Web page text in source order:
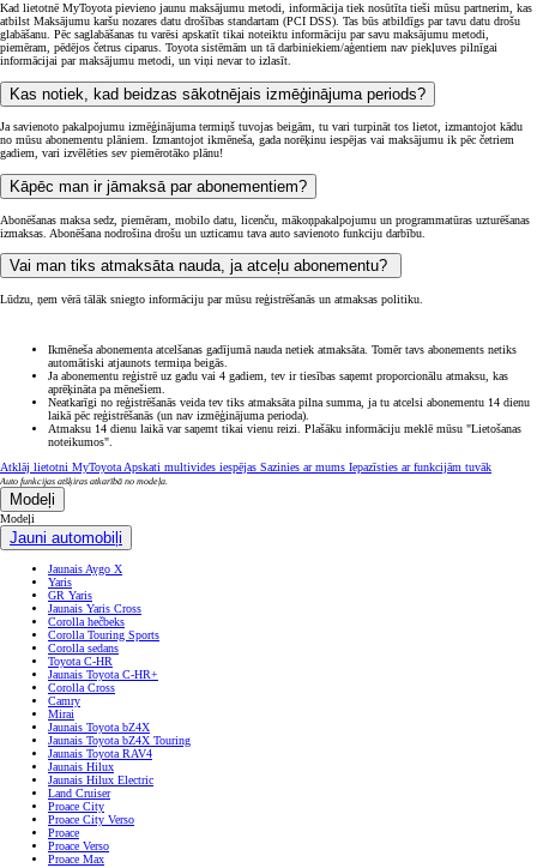
Kad lietotnē MyToyota pievieno jaunu maksājumu metodi, informācija tiek nosūtīta tieši mūsu partnerim, kas
atbilst Maksājumu karšu nozares datu drošības standartam (PCI DSS). Tas būs atbildīgs par tavu datu drošu
glabāšanu. Pēc saglabāšanas tu varēsi apskatīt tikai noteiktu informāciju par savu maksājumu metodi,
piemēram, pēdējos četrus ciparus. Toyota sistēmām un tā darbiniekiem/aģentiem nav piekļuves pilnīgai
informācijai par maksājumu metodi, un viņi nevar to izlasīt.
Kas notiek, kad beidzas sākotnējais izmēģinājuma periods?
Ja savienoto pakalpojumu izmēģinājuma termiņš tuvojas beigām, tu vari turpināt tos lietot, izmantojot kādu
no mūsu abonementu plāniem. Izmantojot ikmēneša, gada norēķinu iespējas vai maksājumu ik pēc četriem
gadiem, vari izvēlēties sev piemērotāko plānu!
Kāpēc man ir jāmaksā par abonementiem?
Abonēšanas maksa sedz, piemēram, mobilo datu, licenču, mākoņpakalpojumu un programmatūras uzturēšanas
izmaksas. Abonēšana nodrošina drošu un uzticamu tava auto savienoto funkciju darbību.
Vai man tiks atmaksāta nauda, ja atceļu abonementu?
Lūdzu, ņem vērā tālāk sniegto informāciju par mūsu reģistrēšanās un atmaksas politiku.
Ikmēneša abonementa atcelšanas gadījumā nauda netiek atmaksāta. Tomēr tavs abonements netiks
automātiski atjaunots termiņa beigās.
Ja abonementu reģistrē uz gadu vai 4 gadiem, tev ir tiesības saņemt proporcionālu atmaksu, kas
aprēķināta pa mēnešiem.
Neatkarīgi no reģistrēšanās veida tev tiks atmaksāta pilna summa, ja tu atcelsi abonementu 14 dienu
laikā pēc reģistrēšanās (un nav izmēģinājuma perioda).
Atmaksu 14 dienu laikā var saņemt tikai vienu reizi. Plašāku informāciju meklē mūsu "Lietošanas
noteikumos".
Atklāj lietotni MyToyota Apskati multivides iespējas Sazinies ar mums Iepazīsties ar funkcijām tuvāk
Auto funkcijas atšķiras atkarībā no modeļa.
Modeļi
Modeļi
Jauni automobiļi
Jaunais Aygo X
Yaris
GR Yaris
Jaunais Yaris Cross
Corolla hečbeks
Corolla Touring Sports
Corolla sedans
Toyota C-HR
Jaunais Toyota C-HR+
Corolla Cross
Camry
Mirai
Jaunais Toyota bZ4X
Jaunais Toyota bZ4X Touring
Jaunais Toyota RAV4
Jaunais Hilux
Jaunais Hilux Electric
Land Cruiser
Proace City
Proace City Verso
Proace
Proace Verso
Proace Max